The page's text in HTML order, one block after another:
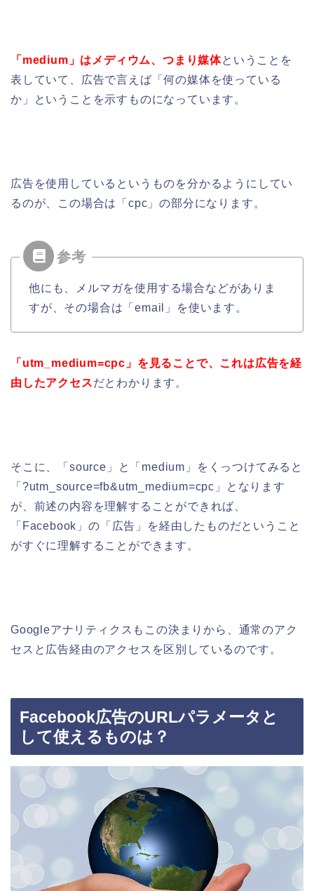
「medium」はメディウム、つまり媒体ということを
表していて、広告で言えば「何の媒体を使っている
か」ということを示すものになっています。
広告を使用しているというものを分かるようにしてい
るのが、この場合は「cpc」の部分になります。
他にも、メルマガを使用する場合などがありま
すが、その場合は「email」を使います。
「utm_medium=cpc」を見ることで、これは広告を経
由したアクセスだとわかります。
そこに、「source」と「medium」をくっつけてみると
「?utm_source=fb&utm_medium=cpc」となります
が、前述の内容を理解することができれば、
「Facebook」の「広告」を経由したものだということ
がすぐに理解することができます。
Googleアナリティクスもこの決まりから、通常のアク
セスと広告経由のアクセスを区別しているのです。
Facebook広告のURLパラメータと
して使えるものは？